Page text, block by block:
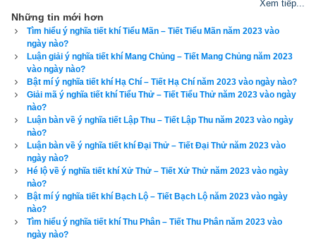
lịch tiết khí. Theo học thuyết quái khí thì tháng 4 Mùa hạ Hỏa
vượng, bởi Mộc sinh Hỏa mà Hỏa là lửa. Lửa đây là lử Thiên,
lửa trời soi tỏ vũ trụ. Lửa người là sức mạnh của tâm linh
bồng bột, hay làm cho con người thường đi quá trớn, nên cổ
nhân mới lấy chữ Lễ để buộc ràng. Hoả là mặt trời soi khắp
nơi để bồi dưỡng muôn loài và duy trì cuộc sinh tồn của vũ
trụ, không có lửa đầm ấm thì cỏ cây muôn loài không phát
triển được. Hỏa vượng thì khắc kim, kim bị hỏa khắc cho nên
Kim bị suy đến mức  Vô Khí (Tử), còn Hỏa sinh Thổ nên Thổ
Tướng, Mộc sinh Hỏa nên Hỏa Hư, còn Thủy khắc Hỏa nên
Thủy Tù. Vì vậy quẻ “Càn”, quẻ “Đoài” Kim suy bại vào mùa
hạ.
Xem tiếp...
Những tin mới hơn
Tìm hiểu ý nghĩa tiết khí Tiểu Mãn – Tiết Tiểu Mãn năm 2023 vào
ngày nào?
Luận giải ý nghĩa tiết khí Mang Chủng – Tiết Mang Chủng năm 2023
vào ngày nào?
Bật mí ý nghĩa tiết khí Hạ Chí – Tiết Hạ Chí năm 2023 vào ngày nào?
Giải mã ý nghĩa tiết khí Tiểu Thử – Tiết Tiểu Thử năm 2023 vào ngày
nào?
Luận bàn về ý nghĩa tiết Lập Thu – Tiết Lập Thu năm 2023 vào ngày
nào?
Luận bàn về ý nghĩa tiết khí Đại Thử – Tiết Đại Thử năm 2023 vào
ngày nào?
Hé lộ về ý nghĩa tiết khí Xử Thử – Tiết Xử Thử năm 2023 vào ngày
nào?
Bật mí ý nghĩa tiết khí Bạch Lộ – Tiết Bạch Lộ năm 2023 vào ngày
nào?
Tìm hiểu ý nghĩa tiết khí Thu Phân – Tiết Thu Phân năm 2023 vào
ngày nào?